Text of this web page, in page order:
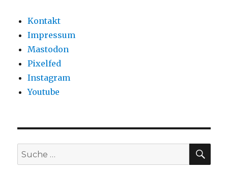
Kontakt
Impressum
Mastodon
Pixelfed
Instagram
Youtube
Suche
nach: